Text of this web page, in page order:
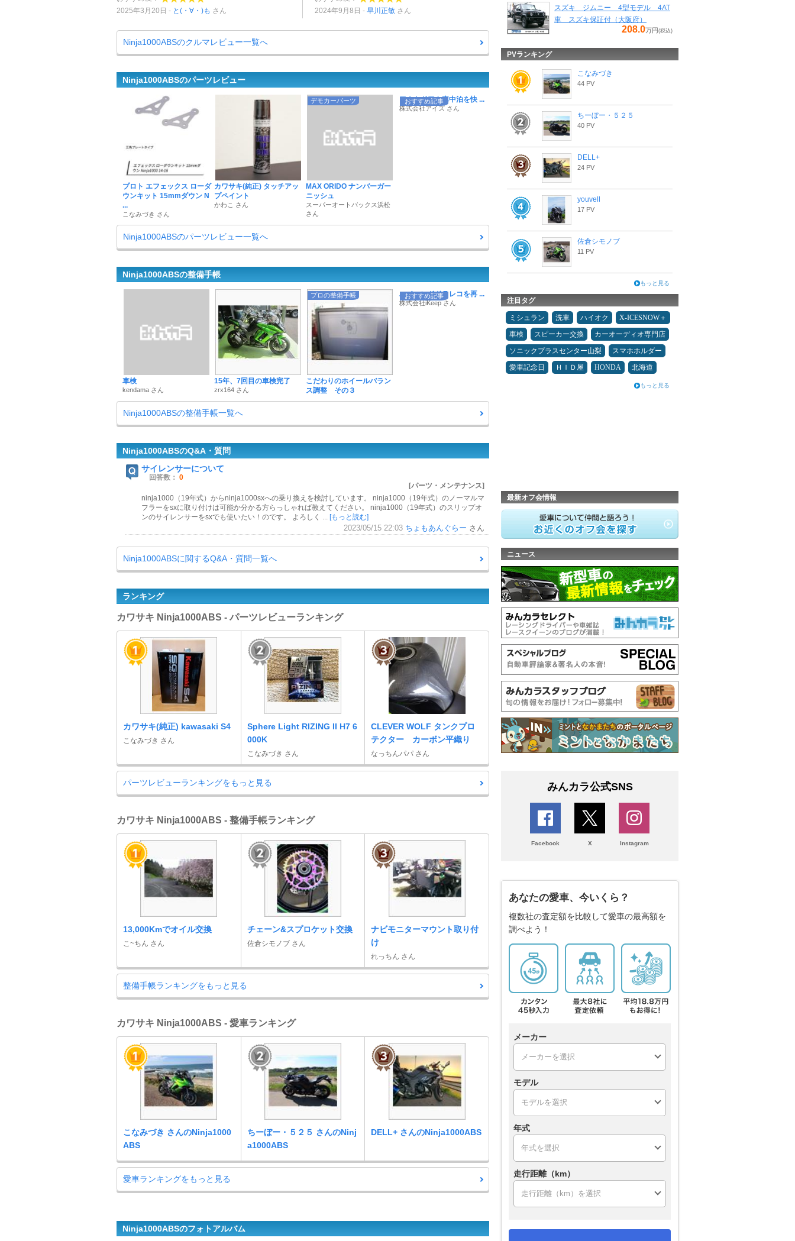
2025年3月20日
と(・∀・)も さん
2024年9月8日
早川正敏 さん
Ninja1000ABSのクルマレビュー一覧へ
Ninja1000ABSのパーツレビュー
プロト エフェックス ローダ
ウンキット 15mmダウン N
...
こなみづき さん
カワサキ(純正) タッチアッ
プペイント
かわこ さん
デモカーパーツ
MAX ORIDO ナンバーガー
ニッシュ
スーパーオートバックス浜松
さん
おすすめ記事
アウトドアや車中泊を快 ...
株式会社アイズ さん
Ninja1000ABSのパーツレビュー一覧へ
Ninja1000ABSの整備手帳
車検
kendama さん
15年、7回目の車検完了
zrx164 さん
プロの整備手帳
こだわりのホイールバラン
ス調整 その３
おすすめ記事
ハイエンドドラレコを再 ...
株式会社iKeep さん
Ninja1000ABSの整備手帳一覧へ
Ninja1000ABSのQ&A・質問
サイレンサーについて
回答数： 0
[パーツ・メンテナンス]
ninja1000（19年式）からninja1000sxへの乗り換えを検討しています。 ninja1000（19年式）のノーマルマ
フラーをsxに取り付けは可能か分かる方らっしゃれば教えてください。 ninja1000（19年式）のスリップオ
ンのサイレンサーをsxでも使いたい！のです。 よろしく ... [もっと読む]
2023/05/15 22:03 ちょもあんぐらー さん
Ninja1000ABSに関するQ&A・質問一覧へ
ランキング
カワサキ Ninja1000ABS - パーツレビューランキング
カワサキ(純正) kawasaki S4
こなみづき さん
Sphere Light RIZING II H7 6
000K
こなみづき さん
CLEVER WOLF タンクプロ
テクター カーボン平織り
なっちんパパ さん
パーツレビューランキングをもっと見る
カワサキ Ninja1000ABS - 整備手帳ランキング
13,000Kmでオイル交換
こ~ちん さん
チェーン&スプロケット交換
佐倉シモノブ さん
ナビモニターマウント取り付
け
れっちん さん
整備手帳ランキングをもっと見る
カワサキ Ninja1000ABS - 愛車ランキング
こなみづき さんのNinja1000
ABS
ちーぼー・５２５ さんのNinj
a1000ABS
DELL+ さんのNinja1000ABS
愛車ランキングをもっと見る
Ninja1000ABSのフォトアルバム
スズキ ジムニー 4型モデル 4AT
車 スズキ保証付（大阪府）
208.0万円 (税込)
PVランキング
こなみづき
44 PV
ちーぼー・５２５
40 PV
DELL+
24 PV
youvell
17 PV
佐倉シモノブ
11 PV
もっと見る
注目タグ
ミシュラン 洗車 ハイオク
X-ICESNOW＋
車検
スピーカー交換
カーオーディオ専門店
ソニックプラスセンター山梨
スマホホルダー
愛車記念日
ＨＩＤ屋 HONDA 北海道
もっと見る
最新オフ会情報
ニュース
みんカラ公式SNS
Facebook X Instagram
あなたの愛車、今いくら？
複数社の査定額を比較して愛車の最高額を
調べよう！
メーカー
モデル
年式
走行距離（km）